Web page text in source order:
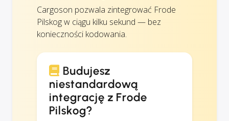
Cargoson pozwala zintegrować Frode
Pilskog w ciągu kilku sekund — bez
konieczności kodowania.
Budujesz
niestandardową
integrację z Frode
Pilskog?